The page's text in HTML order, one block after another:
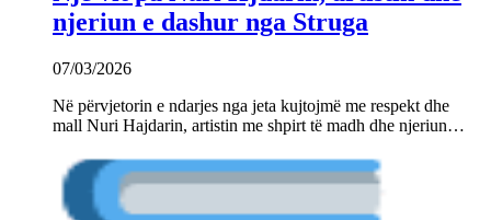
njeriun e dashur nga Struga
07/03/2026
Në përvjetorin e ndarjes nga jeta kujtojmë me respekt dhe
mall Nuri Hajdarin, artistin me shpirt të madh dhe njeriun…